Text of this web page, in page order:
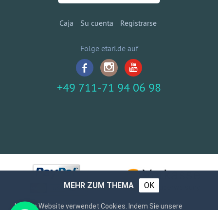
Caja Su cuenta Registrarse
Folge etari.de auf
+49 711-71 94 06 98
MEHR ZUM THEMA OK
Unsere Website verwendet Cookies. Indem Sie unsere